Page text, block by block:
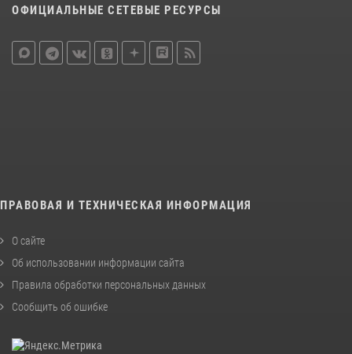
ОФИЦИАЛЬНЫЕ СЕТЕВЫЕ РЕСУРСЫ
ПРАВОВАЯ И ТЕХНИЧЕСКАЯ ИНФОРМАЦИЯ
О сайте
Об использовании информации сайта
Правила обработки персональных данных
Сообщить об ошибке